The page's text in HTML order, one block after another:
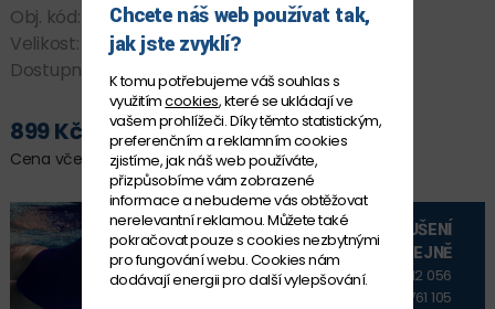
Obj. kód:
*010408_500 10-11
Velikost:
10-11
Dostupnost:
SKLADEM
899 Kč
Cena včetně DPH
PŘIDAT DO KOŠÍKU
VYZKOUŠENÍ
NA PRODEJNĚ
+420 606 912 056
+420 606 761 105
Chcete náš web používat tak,
jak jste zvyklí?
K tomu potřebujeme váš souhlas s
využitímcookies, které se ukládají ve
vašem prohlížeči. Díky těmto statistickým,
preferenčním a reklamním cookies
zjistíme, jak náš web používáte,
přizpůsobíme vám zobrazené
informace a nebudeme vás obtěžovat
nerelevantní reklamou. Můžete také
pokračovat pouze s cookies nezbytnými
pro fungování webu. Cookies nám
dodávají energii pro další vylepšování.